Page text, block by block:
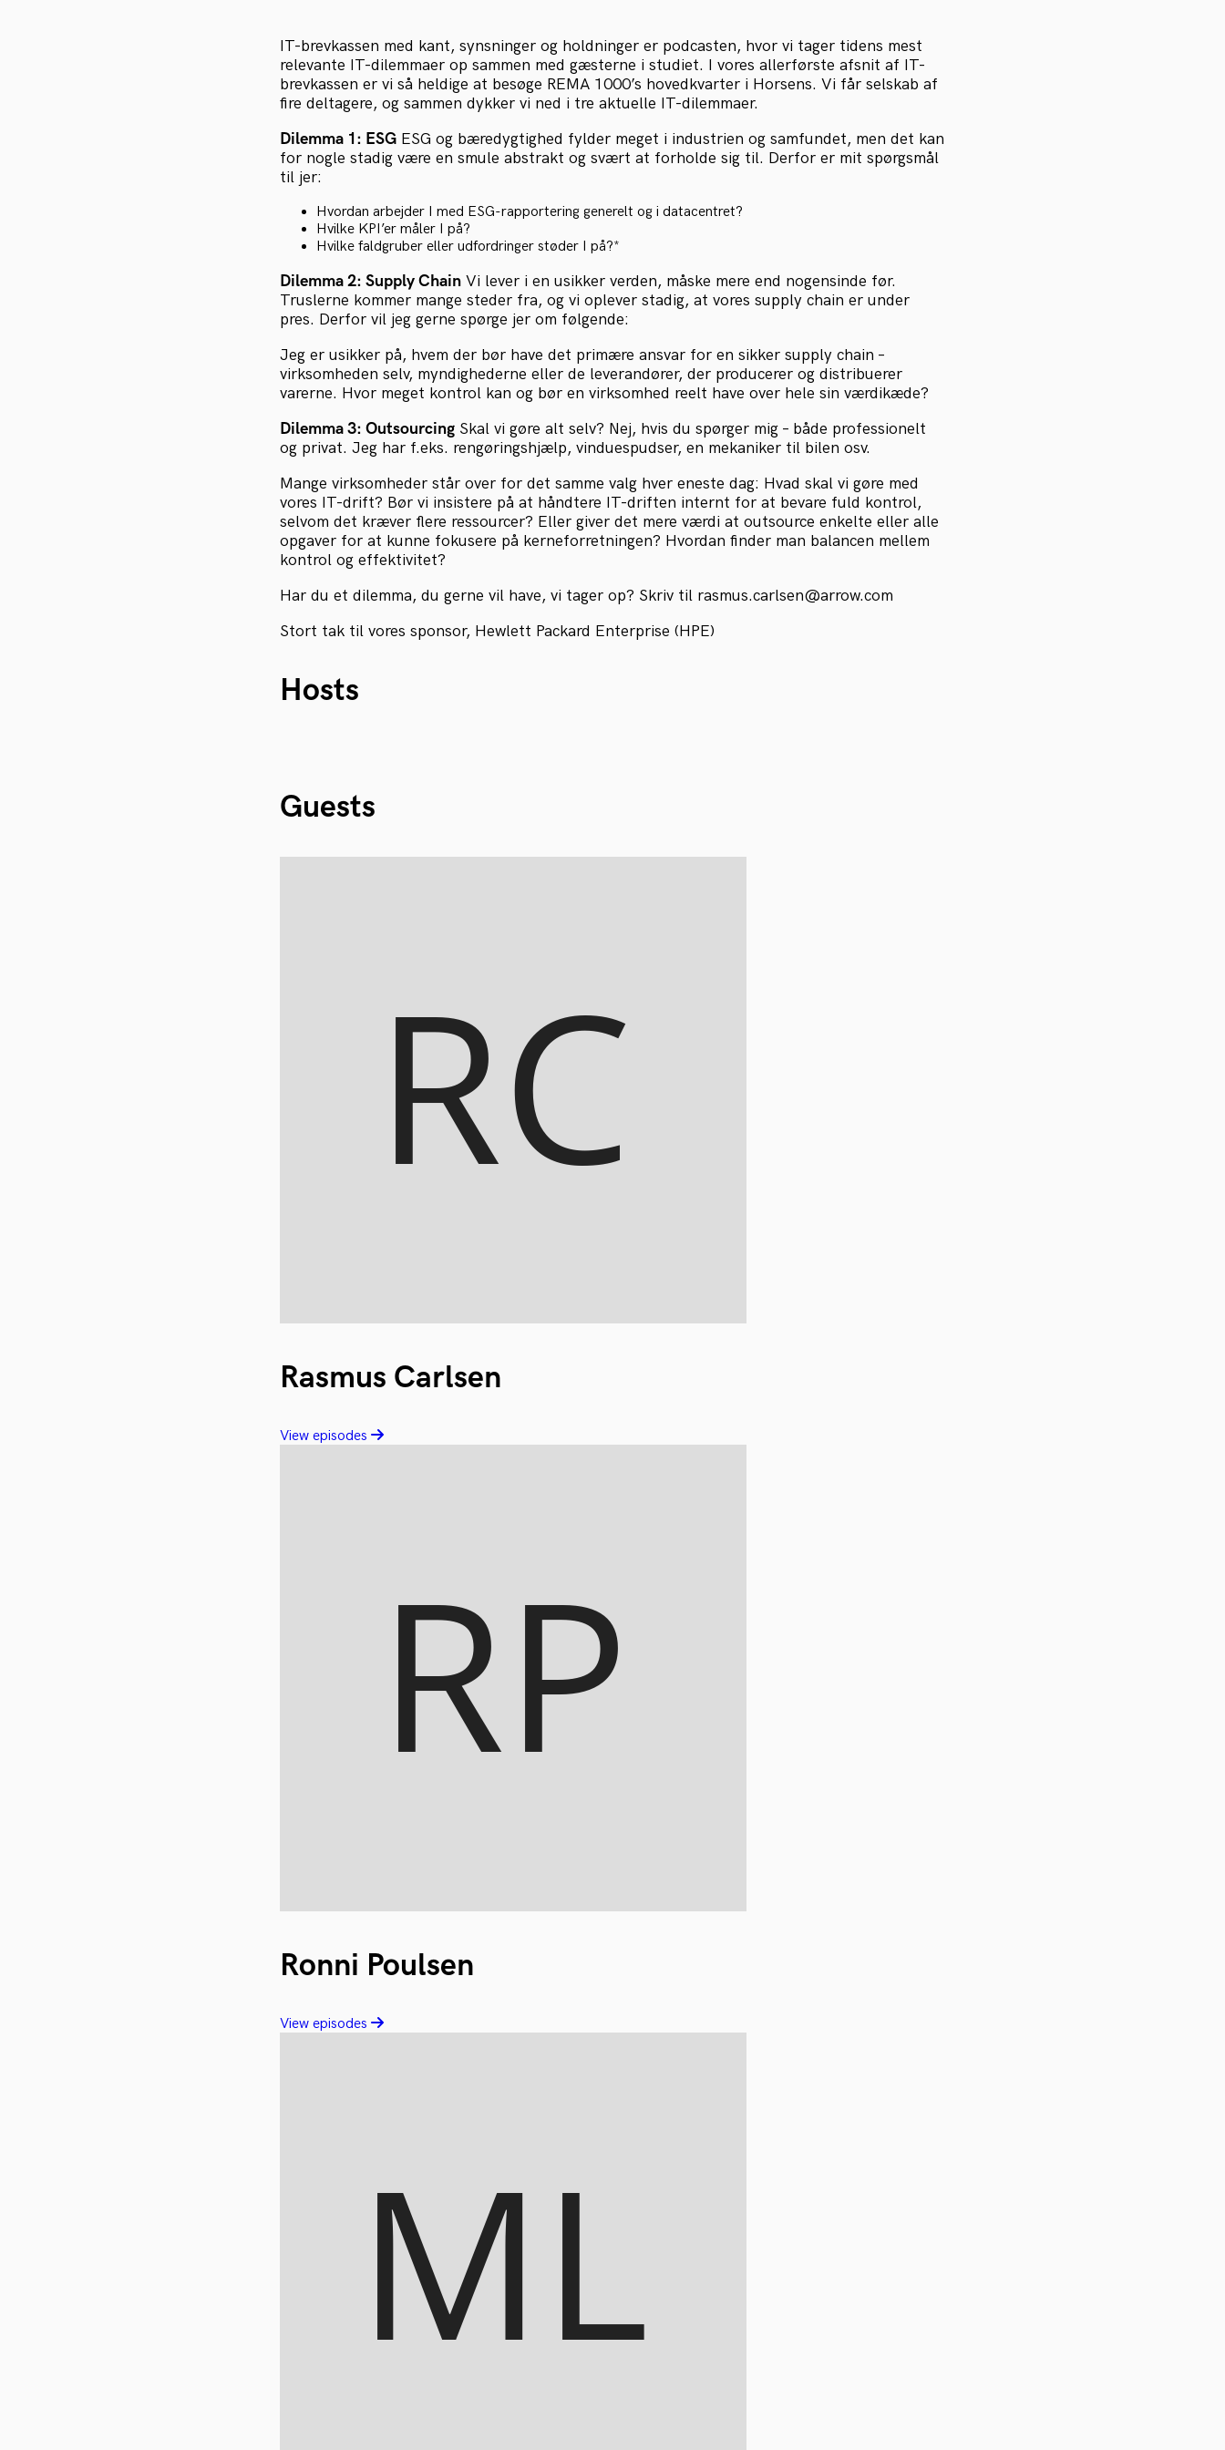
IT-brevkassen med kant, synsninger og holdninger er podcasten, hvor vi tager tidens mest
relevante IT-dilemmaer op sammen med gæsterne i studiet. I vores allerførste afsnit af IT-
brevkassen er vi så heldige at besøge REMA 1000’s hovedkvarter i Horsens. Vi får selskab af
fire deltagere, og sammen dykker vi ned i tre aktuelle IT-dilemmaer.
Dilemma 1: ESG ESG og bæredygtighed fylder meget i industrien og samfundet, men det kan
for nogle stadig være en smule abstrakt og svært at forholde sig til. Derfor er mit spørgsmål
til jer:
Hvordan arbejder I med ESG-rapportering generelt og i datacentret?
Hvilke KPI’er måler I på?
Hvilke faldgruber eller udfordringer støder I på?*
Dilemma 2: Supply Chain Vi lever i en usikker verden, måske mere end nogensinde før.
Truslerne kommer mange steder fra, og vi oplever stadig, at vores supply chain er under
pres. Derfor vil jeg gerne spørge jer om følgende:
Jeg er usikker på, hvem der bør have det primære ansvar for en sikker supply chain –
virksomheden selv, myndighederne eller de leverandører, der producerer og distribuerer
varerne. Hvor meget kontrol kan og bør en virksomhed reelt have over hele sin værdikæde?
Dilemma 3: Outsourcing Skal vi gøre alt selv? Nej, hvis du spørger mig – både professionelt
og privat. Jeg har f.eks. rengøringshjælp, vinduespudser, en mekaniker til bilen osv.
Mange virksomheder står over for det samme valg hver eneste dag: Hvad skal vi gøre med
vores IT-drift? Bør vi insistere på at håndtere IT-driften internt for at bevare fuld kontrol,
selvom det kræver flere ressourcer? Eller giver det mere værdi at outsource enkelte eller alle
opgaver for at kunne fokusere på kerneforretningen? Hvordan finder man balancen mellem
kontrol og effektivitet?
Har du et dilemma, du gerne vil have, vi tager op? Skriv til rasmus.carlsen@arrow.com
Stort tak til vores sponsor, Hewlett Packard Enterprise (HPE)
Hosts
Guests
Rasmus Carlsen
View episodes
Ronni Poulsen
View episodes